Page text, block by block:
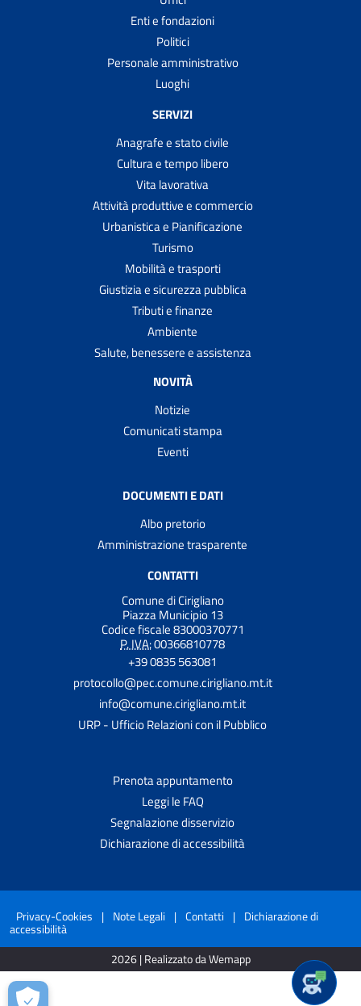
Enti e fondazioni
Politici
Personale amministrativo
Luoghi
SERVIZI
Anagrafe e stato civile
Cultura e tempo libero
Vita lavorativa
Attività produttive e commercio
Urbanistica e Pianificazione
Turismo
Mobilità e trasporti
Giustizia e sicurezza pubblica
Tributi e finanze
Ambiente
Salute, benessere e assistenza
NOVITÀ
Notizie
Comunicati stampa
Eventi
DOCUMENTI E DATI
Albo pretorio
Amministrazione trasparente
CONTATTI
Comune di Cirigliano
Piazza Municipio 13
Codice fiscale 83000370771
P. IVA:00366810778
+39 0835 563081
protocollo@pec.comune.cirigliano.mt.it
info@comune.cirigliano.mt.it
URP - Ufficio Relazioni con il Pubblico
Prenota appuntamento
Leggi le FAQ
Segnalazione disservizio
Dichiarazione di accessibilità
Privacy-Cookies | Note Legali | Contatti | Dichiarazione di
accessibilità
2026 | Realizzato da Wemapp